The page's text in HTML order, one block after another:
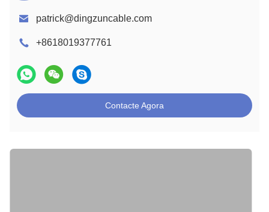
patrick@dingzuncable.com
+8618019377761
Contacte Agora